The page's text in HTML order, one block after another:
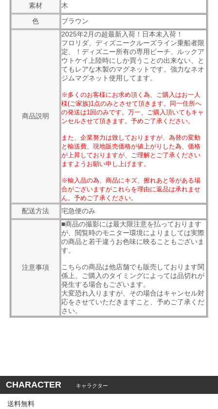
素材
木
色
ブラウン
商品説明
2025年2月の超最新入荷！日本未入荷！
フロリダ、ディズニークルーズライン乗船者限
定、！ディズニー所有の専用ビーチ、ルックア
ウトケイ上陸時にしか買うことの出来ない、と
てもレアな木製のマグネットです。強力なネオ
ジムマグネット使用してます。
※多くのお客様にお求め頂く為、ご購入はお一人
様(ご家族)1点のみとさせて頂きます。同一住所へ
の発送は1回のみです。万一、ご購入頂いてもキャ
ンセルさせて頂きます。予めご了承ください。
また、企業努力は致しておりますが、為替の変動
と輸送費、現地販売価格が値上がりした為、価格
が上昇しておりますが、ご理解とご了承ください
ますようお願い申し上げます。
※輸入品の為、商品にキズ、擦れあと等がある場
合がございますがこれらを理由に返品は承れませ
ん。予めご了承ください。
配送方法 宅急便のみ
注意事項
■商品の撮影には最大限注意を払っております
が、閲覧時のモニター環境によりましては実際
の商品と若干違うお色味に映ることもございま
す。
こちらの商品は他店舗でも販売しております関
係上、ご購入のタイミングによっては品切れが
発生する場合もございます。
大変恐れ入りますが、その場合はキャンセル対
応をさせていただきますこと、予めご了承くだ
さい。
CHARACTER キャラクター
送料無料